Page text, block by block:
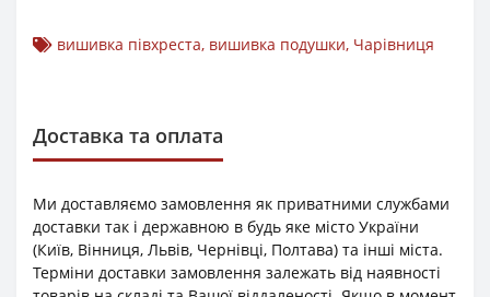
вишивка півхреста, вишивка подушки, Чарівниця
Доставка та оплата
Ми доставляємо замовлення як приватними службами
доставки так і державною в будь яке місто України
(Київ, Вінниця, Львів, Чернівці, Полтава) та інші міста.
Терміни доставки замовлення залежать від наявності